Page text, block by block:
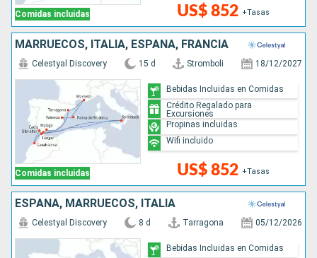
Comidas incluidas US$ 852 +Tasas
MARRUECOS, ITALIA, ESPAÑA, FRANCIA
Comidas incluidas
Celestyal Discovery 15 d Stromboli 18/12/2027
US$ 852 +Tasas
Bebidas Incluidas en Comidas
Crédito Regalado para
Excursiones
Propinas incluidas
Wifi incluido
ESPAÑA, MARRUECOS, ITALIA
Celestyal Discovery 8 d Tarragona 05/12/2026
Bebidas Incluidas en Comidas